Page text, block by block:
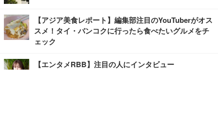
【アジア美食レポート】編集部注目のYouTuberがオス
スメ！タイ・バンコクに行ったら食べたいグルメをチ
ェック
【エンタメRBB】注目の人にインタビュー